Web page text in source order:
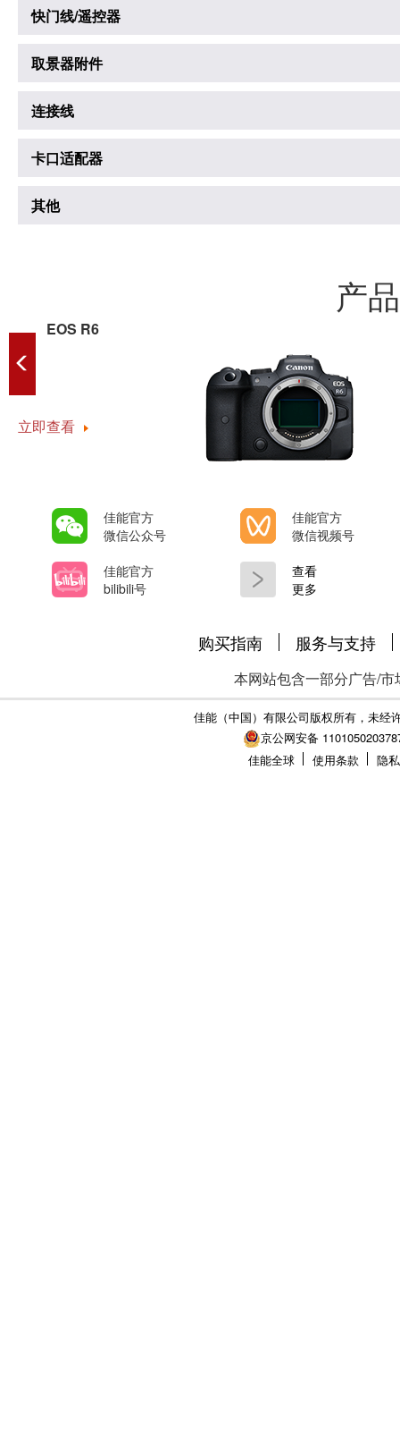
快门线/遥控器
取景器附件
连接线
卡口适配器
其他
产
EOS R6
立即查看
佳能官方
微信公众号
佳能官方
微信视频号
佳能官方
bilibili号
查看
更多
购买指南 服务与支持
本网站包含一部分广告/
佳能（中国）有限公司版权所有，未经
京公网安备
佳能全球
使用条款 隐